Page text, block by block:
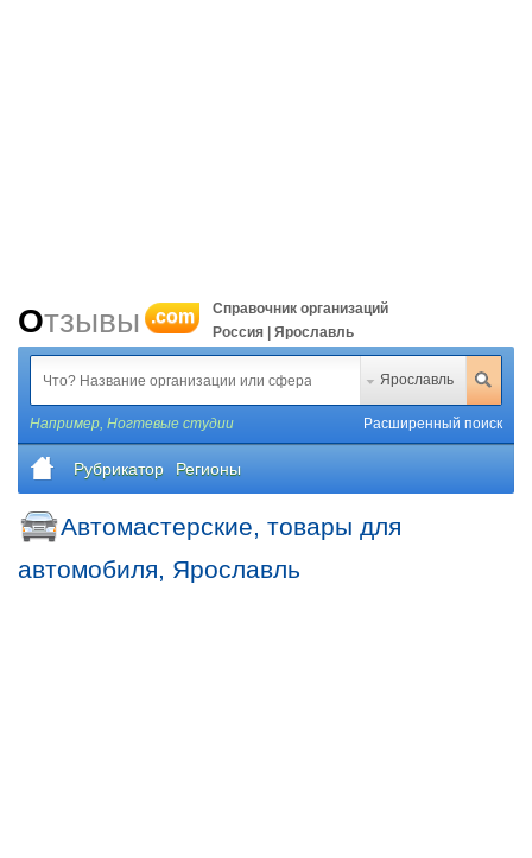
Отзывы .com
Справочник организаций
Россия | Ярославль
Ярославль
Например, Ногтевые студии Расширенный поиск
Рубрикатор Регионы
Автомастерские, товары для
автомобиля, Ярославль